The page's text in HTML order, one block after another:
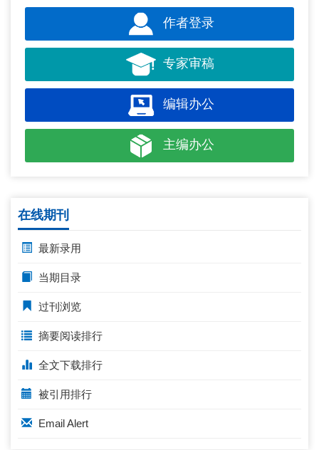
作者登录
专家审稿
编辑办公
主编办公
在线期刊
最新录用
当期目录
过刊浏览
摘要阅读排行
全文下载排行
被引用排行
Email Alert